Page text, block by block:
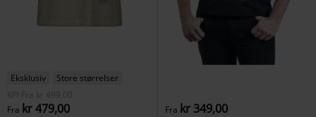
Eksklusiv
Store størrelser
KPI
Fra kr 499,00
Fra kr 479,00 Fra kr 349,00